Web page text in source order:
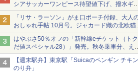
シアサッカーワンピース待望値下げ、撥水ギ
ショーツは1990円に
「リサ・ラーソン」がま口ポーチ付録、大人
おしゃれ手帖 10月号。ジャカード織の北欧猫
ザイン
はやぶさ50％オフの「新幹線eチケット（トク
だ値スペシャル28）」発売。秋冬乗車分、え
ねっと限定
【週末駅弁】東京駅「Suicaのペンギン チキン
のり弁」